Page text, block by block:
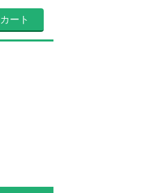
カート